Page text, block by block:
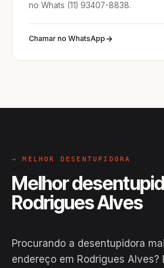
no Whats (11) 93407-8838.
Chamar no WhatsApp
→ MELHOR DESENTUPIDORA
Melhor
Rodrigues Alves
Procurando a desentupidora
endereço em Rodrigues Alves?